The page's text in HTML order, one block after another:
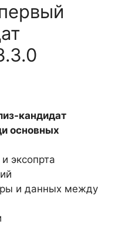
кандидат
основных
эксопрта
и данных между